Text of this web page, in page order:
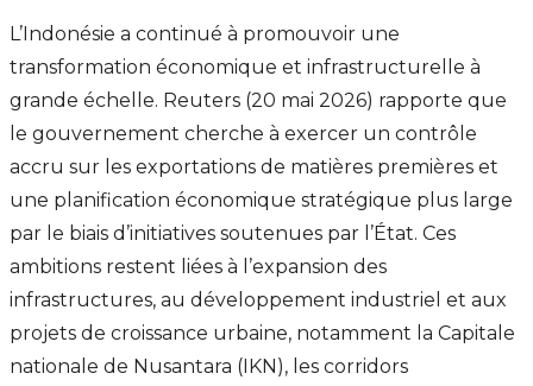
L’Indonésie a continué à promouvoir une
transformation économique et infrastructurelle à
grande échelle. Reuters (20 mai 2026) rapporte que
le gouvernement cherche à exercer un contrôle
accru sur les exportations de matières premières et
une planification économique stratégique plus large
par le biais d’initiatives soutenues par l’État. Ces
ambitions restent liées à l’expansion des
infrastructures, au développement industriel et aux
projets de croissance urbaine, notamment la Capitale
nationale de Nusantara (IKN), les corridors